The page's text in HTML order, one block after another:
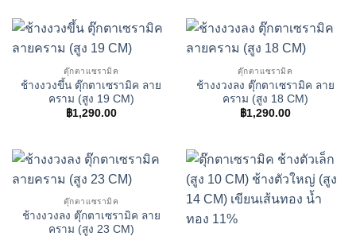
ตุ๊กตาเเซรามิค
ช้างงวงขึ้น ตุ๊กตาเซรามิค ลาย
คราม (สูง 19 CM)
฿1,290.00
ตุ๊กตาเเซรามิค
ช้างงวงลง ตุ๊กตาเซรามิค ลาย
คราม (สูง 18 CM)
฿1,290.00
ตุ๊กตาเเซรามิค
ช้างงวงลง ตุ๊กตาเซรามิค ลาย
คราม (สูง 23 CM)